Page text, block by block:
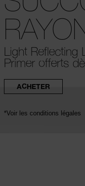
Light Reflecting
Primer offerts
ACHETER
*Voir les conditions légales